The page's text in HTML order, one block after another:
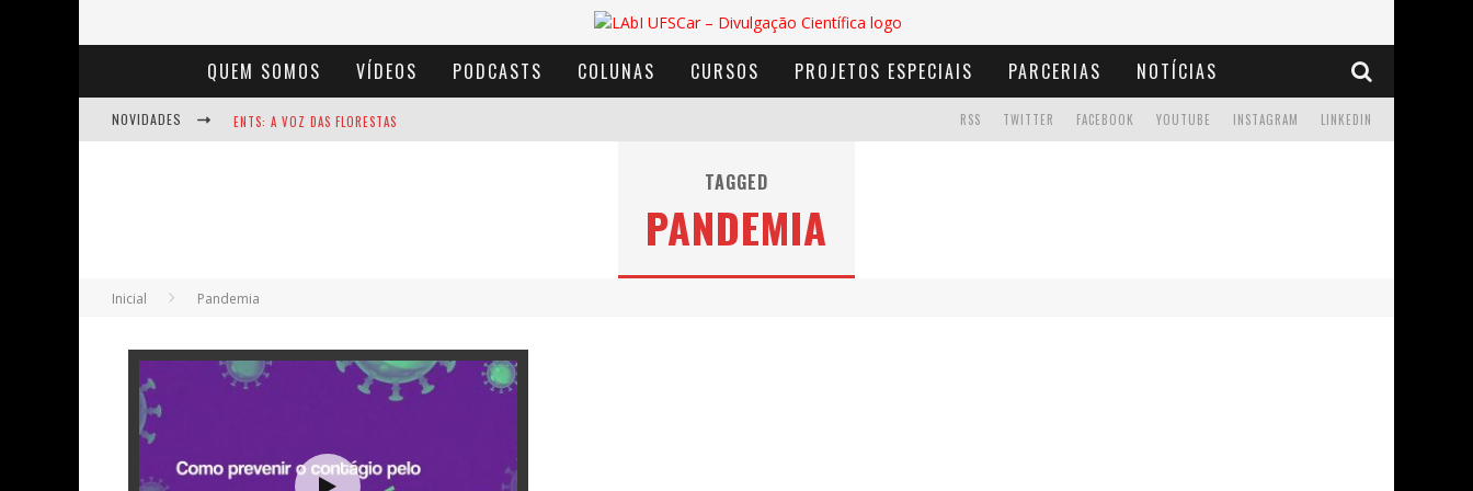
QUEM SOMOS VÍDEOS PODCASTS COLUNAS CURSOS PROJETOS ESPECIAIS PARCERIAS NOTÍCIAS
NOVIDADES ENTS: A VOZ DAS FLORESTAS
BAÚ DE HISTÓRIAS - A JAMAIS IMAGINADA AVENTURA COM OS MOINHOS DE VENTO
LINKEDIN
INSTAGRAM
YOUTUBE
FACEBOOK
TWITTER
RSS
TAGGED
PANDEMIA
Inicial Pandemia